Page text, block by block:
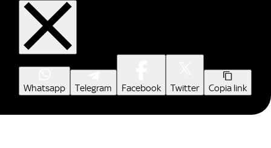
Whatsapp Telegram Facebook Twitter Copia link